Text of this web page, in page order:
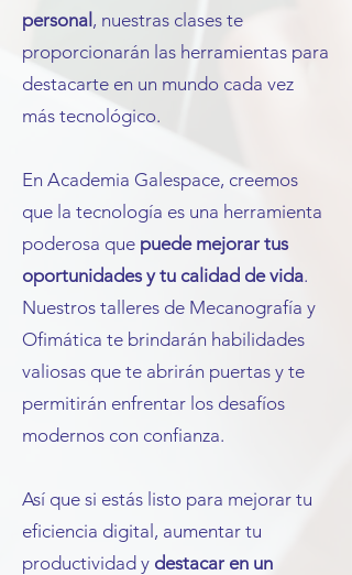
personal , nuestras clases te
proporcionarán las herramientas para
destacarte en un mundo cada vez
más tecnológico.
En Academia Galespace, creemos
que la tecnología es una herramienta
poderosa que puede mejorar tus
oportunidades y tu calidad de vida.
Nuestros talleres de Mecanografía y
Ofimática te brindarán habilidades
valiosas que te abrirán puertas y te
permitirán enfrentar los desafíos
modernos con confianza.
Así que si estás listo para mejorar tu
eficiencia digital, aumentar tu
productividad y destacar en un